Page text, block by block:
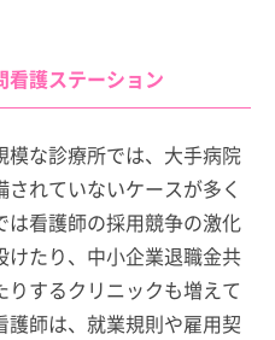
看護ステーション
な診療所では、大手病院
れていないケースが多く
は看護師の採用競争の激化
たり、中小企業退職金共
するクリニックも増えて
師は、就業規則や雇用契